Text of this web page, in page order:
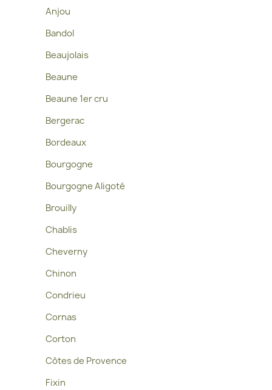
Anjou
Bandol
Beaujolais
Beaune
Beaune 1er cru
Bergerac
Bordeaux
Bourgogne
Bourgogne Aligoté
Brouilly
Chablis
Cheverny
Chinon
Condrieu
Cornas
Corton
Côtes de Provence
Fixin